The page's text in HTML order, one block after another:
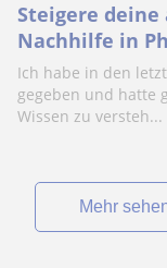
Steigere
Nachhilfe in
Ich habe in den
gegeben und hatte
Wissen zu versteh...
Mehr